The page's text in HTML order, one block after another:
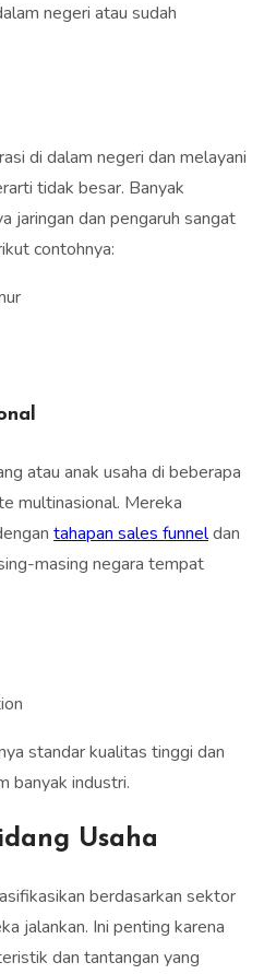
negeri atau sudah
di dalam negeri dan melayani
tidak besar. Banyak
jaringan dan pengaruh sangat
contohnya:
atau anak usaha di beberapa
multinasional. Mereka
tahapan sales funneldan
masing negara tempat
standar kualitas tinggi dan
banyak industri.
Usaha
berdasarkan sektor
jalankan. Ini penting karena
dan tantangan yang